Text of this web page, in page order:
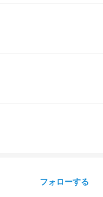
フォローする